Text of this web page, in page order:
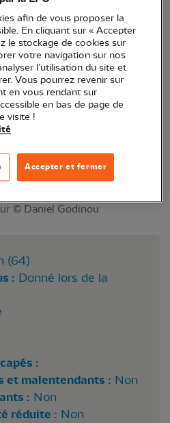
populations hivernantes
zones humides à la mi-
© Daniel Godinou
(64)
: Donné lors de la
:
et malentendants : Non
: Non
réduite : Non
afin de vous proposer la
En cliquant sur « Accepter
le stockage de cookies sur
votre navigation sur nos
l’utilisation du site et
Vous pourrez revenir sur
en vous rendant sur
en bas de page de
visite !
Accepter et fermer